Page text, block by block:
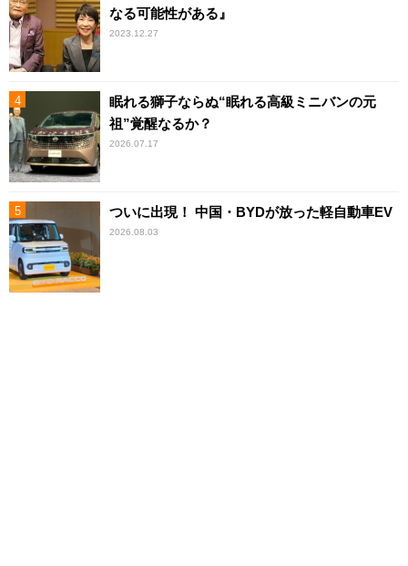
なる可能性がある』
2023.12.27
眠れる獅子ならぬ“眠れる高級ミニバンの元
祖”覚醒なるか？
2026.07.17
ついに出現！ 中国・BYDが放った軽自動車EV
2026.08.03